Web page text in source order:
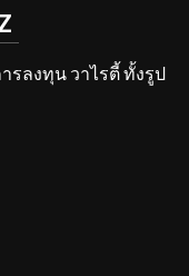
รลงทุน วาไรตี้ ทั้งรูป